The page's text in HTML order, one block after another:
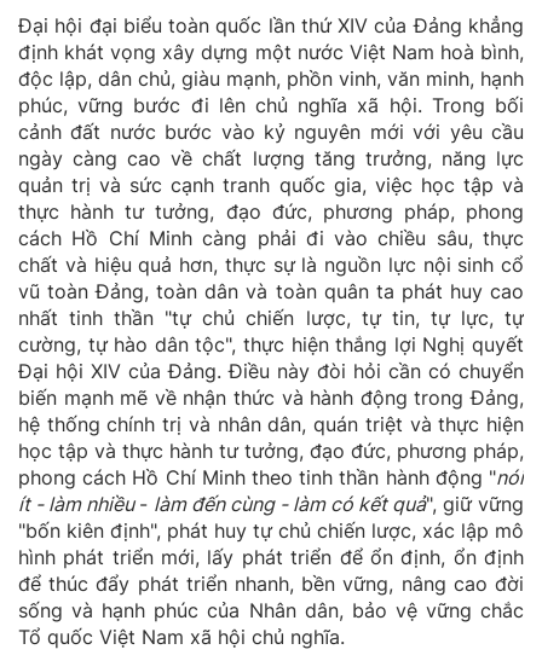
Đại hội đại biểu toàn quốc lần thứ XIV của Đảng khẳng
định khát vọng xây dựng một nước Việt Nam hoà bình,
độc lập, dân chủ, giàu mạnh, phồn vinh, văn minh, hạnh
phúc, vững bước đi lên chủ nghĩa xã hội. Trong bối
cảnh đất nước bước vào kỷ nguyên mới với yêu cầu
ngày càng cao về chất lượng tăng trưởng, năng lực
quản trị và sức cạnh tranh quốc gia, việc học tập và
thực hành tư tưởng, đạo đức, phương pháp, phong
cách Hồ Chí Minh càng phải đi vào chiều sâu, thực
chất và hiệu quả hơn, thực sự là nguồn lực nội sinh cổ
vũ toàn Đảng, toàn dân và toàn quân ta phát huy cao
nhất tinh thần "tự chủ chiến lược, tự tin, tự lực, tự
cường, tự hào dân tộc", thực hiện thắng lợi Nghị quyết
Đại hội XIV của Đảng. Điều này đòi hỏi cần có chuyển
biến mạnh mẽ về nhận thức và hành động trong Đảng,
hệ thống chính trị và nhân dân, quán triệt và thực hiện
học tập và thực hành tư tưởng, đạo đức, phương pháp,
phong cách Hồ Chí Minh theo tinh thần hành động "nói
ít -làm nhiều- làm đến cùng - làm có kết quả", giữ vững
"bốn kiên định", phát huy tự chủ chiến lược, xác lập mô
hình phát triển mới, lấy phát triển để ổn định, ổn định
để thúc đẩy phát triển nhanh, bền vững, nâng cao đời
sống và hạnh phúc của Nhân dân, bảo vệ vững chắc
Tổ quốc Việt Nam xã hội chủ nghĩa.